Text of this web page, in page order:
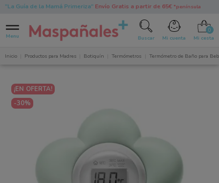
"La Guía de la Mamá Primeriza"Envío Gratis a partir de 65€ *península
Menu Buscar Mi cuenta Mi cesta
Inicio Productos para Madres Botiquín Termómetros Termómetro de Baño para
¡EN OFERTA!
-30%